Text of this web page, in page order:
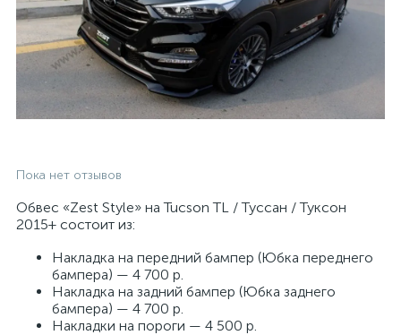
Пока нет отзывов
Обвес «Zest Style» на Tucson TL / Туссан / Туксон
2015+ состоит из:
Накладка на передний бампер (Юбка переднего
бампера) — 4 700 р.
Накладка на задний бампер (Юбка заднего
бампера) — 4 700 р.
Накладки на пороги — 4 500 р.